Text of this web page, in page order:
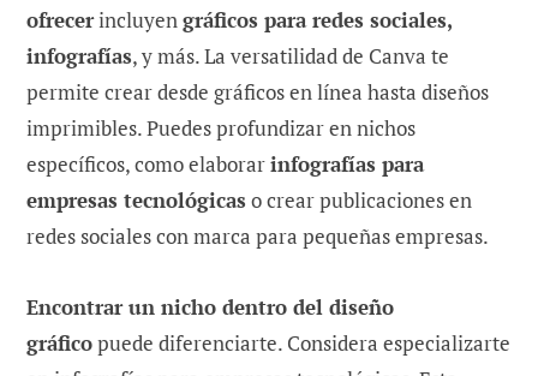
ofrecerincluyengráficos para redes sociales,
infografías, y más. La versatilidad de Canva te
permite crear desde gráficos en línea hasta diseños
imprimibles. Puedes profundizar en nichos
específicos, como elaborarinfografías para
empresas tecnológicas o crear publicaciones en
redes sociales con marca para pequeñas empresas.
Encontrar un nicho dentro del diseño
gráficopuede diferenciarte. Considera especializarte